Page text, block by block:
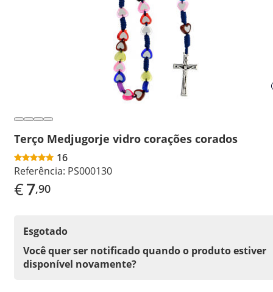
Terço Medjugorje vidro corações corados
16
Referência: PS000130
€7,90
Esgotado
Você quer ser notificado quando o produto estiver
disponível novamente?